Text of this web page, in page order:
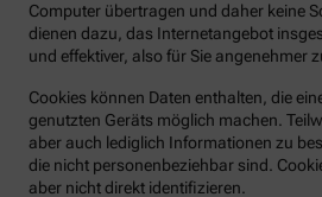
Computer übertragen und daher keine
dienen dazu, das Internetangebot
und effektiver, also für Sie angenehmer
Cookies können Daten enthalten, die
genutzten Geräts möglich machen.
aber auch lediglich Informationen zu
die nicht personenbeziehbar sind.
aber nicht direkt identifizieren.